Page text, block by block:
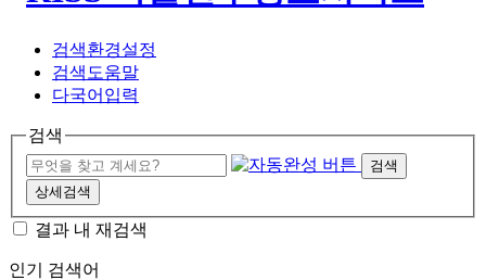
검색환경설정
검색도움말
다국어입력
검색
검색
상세검색
결과 내 재검색
인기 검색어